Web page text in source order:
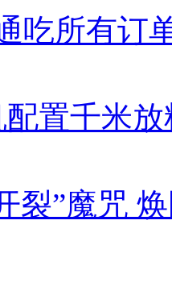
吃所有订
置千米
裂”魔咒